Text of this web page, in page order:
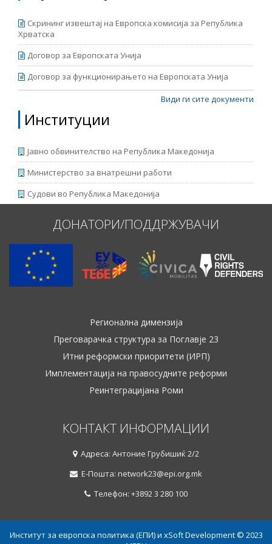
Скрининг извештај на Европска комисија за Република
Хрватска
Договор за Европската Унија
Договор за функционирањето на Европската Унија
Види ги сите документи
Институции
Јавно обвинителство на Република Македонија
Министерство за внатрешни работи
Судови во Република Македонија
ДОНАТОРИ/ПОДДРЖУВАЧИ
Регионална димензија
Преговарачка структура за Поглавје 23
Итни реформски приоритети (ИРП)
Имплементација на правосудните реформи
Реинтеграцијана Роми
КОНТАКТ ИНФОРМАЦИИ
Адреса: Антоние Грубишиќ 2/2
Е-Пошта: network23@epi.org.mk
Телефон: +3892 3 280 100
Институт за европска политика (ЕПИ) и xSoft Development © 2023